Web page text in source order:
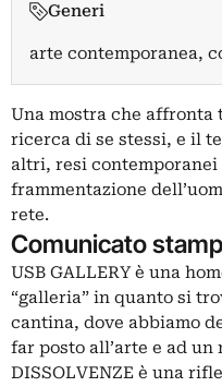
Generi
arte contemporanea,
Una mostra che affronta
ricerca di se stessi, e il
altri, resi
frammentazione
rete.
Comunicato
USB GALLERY è una
“galleria” in quanto si
cantina, dove abbiamo
far posto all’arte e ad
DISSOLVENZE è una